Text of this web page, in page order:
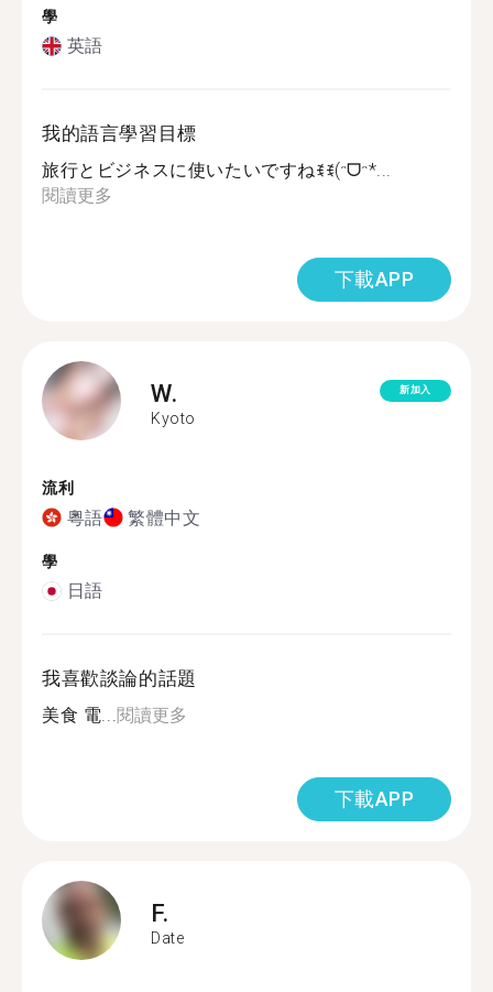
學
英語
我的語言學習目標
旅行とビジネスに使いたいですねꉂꉂ(ᵔᗜᵔ*...
閱讀更多
下載APP
W.
Kyoto
新加入
流利
粵語 繁體中文
學
日語
我喜歡談論的話題
美食 電...閱讀更多
下載APP
F.
Date